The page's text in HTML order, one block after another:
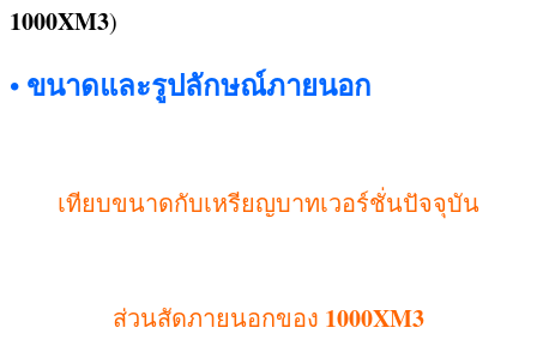
1000XM3)
• ขนาดและรูปลักษณ์ภายนอก
เทียบขนาดกับเหรียญบาทเวอร์ชั่นปัจจุบัน
ส่วนสัดภายนอกของ 1000XM3